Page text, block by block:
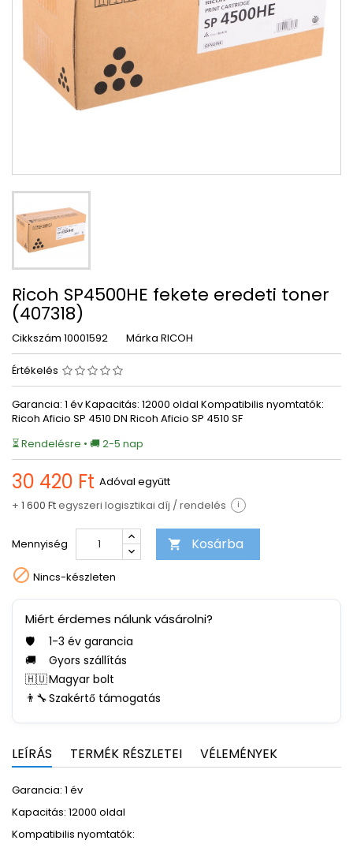
Ricoh SP4500HE fekete eredeti toner
(407318)
Cikkszám 10001592 Márka RICOH
Értékelés
Garancia: 1 év Kapacitás: 12000 oldal Kompatibilis nyomtatók:
Ricoh Aficio SP 4510 DN Ricoh Aficio SP 4510 SF
⏳ Rendelésre • 🚚 2-5 nap
30 420 Ft Adóval együtt
+ 1 600 Ftegyszeri logisztikai díj / rendelés i
Mennyiség  Kosárba
 Nincs-készleten
Miért érdemes nálunk vásárolni?
🛡️
1-3 év garancia
🚚
Gyors szállítás
🇭🇺Magyar bolt
👨‍🔧Szakértő támogatás
LEÍRÁS TERMÉK RÉSZLETEI VÉLEMÉNYEK
Garancia: 1 év
Kapacitás: 12000 oldal
Kompatibilis nyomtatók: